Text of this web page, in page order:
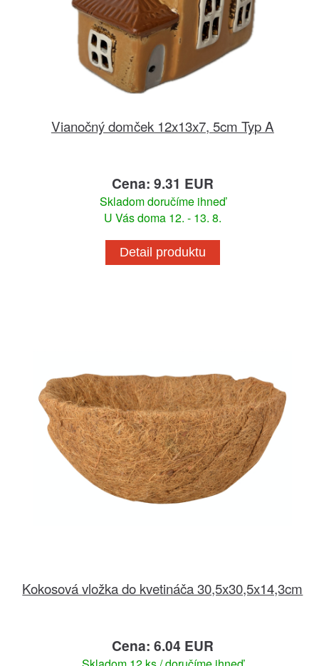
Vianočný domček 12x13x7, 5cm Typ A
Cena: 9.31 EUR
Skladom doručíme ihneď
U Vás doma 12. - 13. 8.
Detail produktu
Kokosová vložka do kvetináča 30,5x30,5x14,3cm
Cena: 6.04 EUR